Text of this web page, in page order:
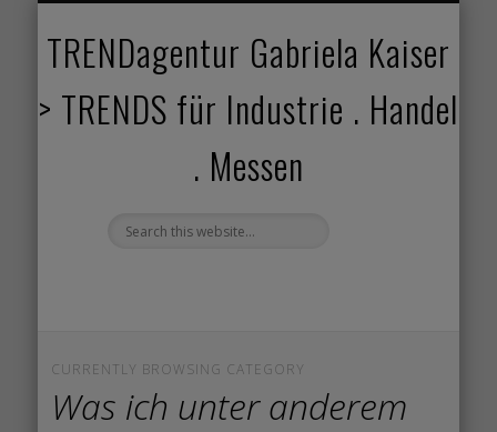
TRENDagentur Gabriela Kaiser
> TRENDS für Industrie . Handel
. Messen
CURRENTLY BROWSING CATEGORY
Was ich unter anderem